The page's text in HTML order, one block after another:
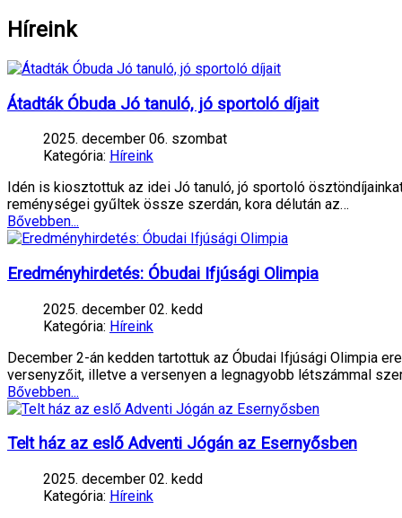
Híreink
Átadták Óbuda Jó tanuló, jó sportoló díjait
2025. december 06. szombat
Kategória: Híreink
Idén is kiosztottuk az idei Jó tanuló, jó sportoló
reménységei gyűltek össze szerdán, kora délután az…
Bővebben...
Eredményhirdetés: Óbudai Ifjúsági Olimpia
2025. december 02. kedd
Kategória: Híreink
December 2-án kedden tartottuk az Óbudai Ifjúsági Olimpia
versenyzőit, illetve a versenyen a legnagyobb létszámmal
Bővebben...
Telt ház az eslő Adventi Jógán az Esernyősben
2025. december 02. kedd
Kategória: Híreink